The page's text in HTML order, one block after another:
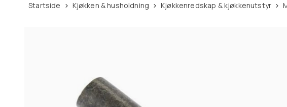
Startside Kjøkken & husholdning Kjøkkenredskap & kjøkkenutstyr